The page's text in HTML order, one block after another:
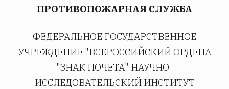
ПРОТИВОПОЖАРНАЯ СЛУЖБА
ФЕДЕРАЛЬНОЕ ГОСУДАРСТВЕННОЕ
УЧРЕЖДЕНИЕ "ВСЕРОССИЙСКИЙ ОРДЕНА
"ЗНАК ПОЧЕТА" НАУЧНО-
ИССЛЕДОВАТЕЛЬСКИЙ ИНСТИТУТ